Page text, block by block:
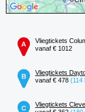
Vliegtickets
vanaf € 1012
Vliegtickets
vanaf € 478 (114
Vliegtickets